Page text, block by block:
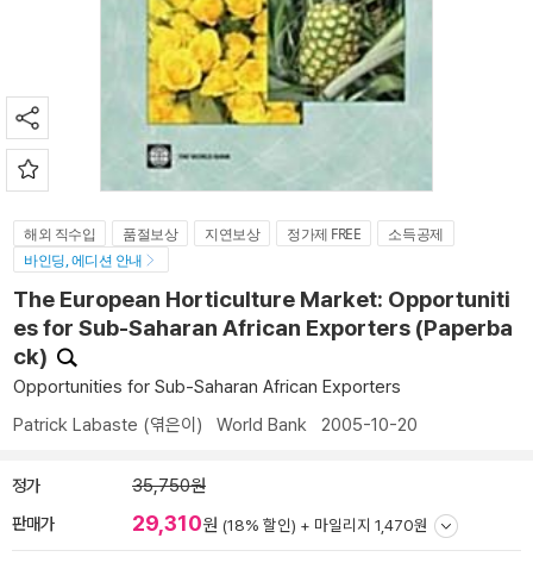
해외 직수입 품절보상 지연보상 정가제 FREE
소득공제
바인딩, 에디션 안내
The European Horticulture Market: Opportuniti
es for Sub-Saharan African Exporters (Paperba
ck)
Opportunities for Sub-Saharan African Exporters
Patrick Labaste (엮은이) World Bank 2005-10-20
정가 35,750원
판매가 29,310원 (18% 할인) + 마일리지 1,470원